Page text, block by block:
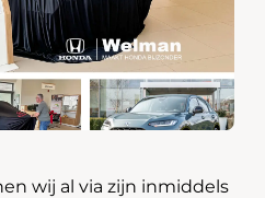
wij al via zijn inmiddels